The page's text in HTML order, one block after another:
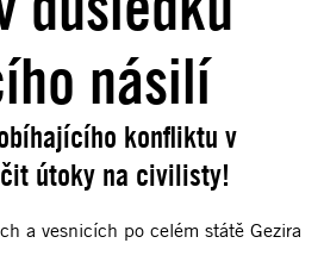
násilí
konfliktu v
útoky na civilisty!
a vesnicích po celém státě Gezira